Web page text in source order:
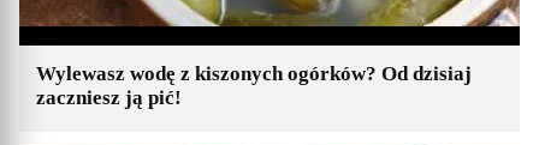
Wylewasz wodę z kiszonych ogórków? Od dzisiaj
zaczniesz ją pić!